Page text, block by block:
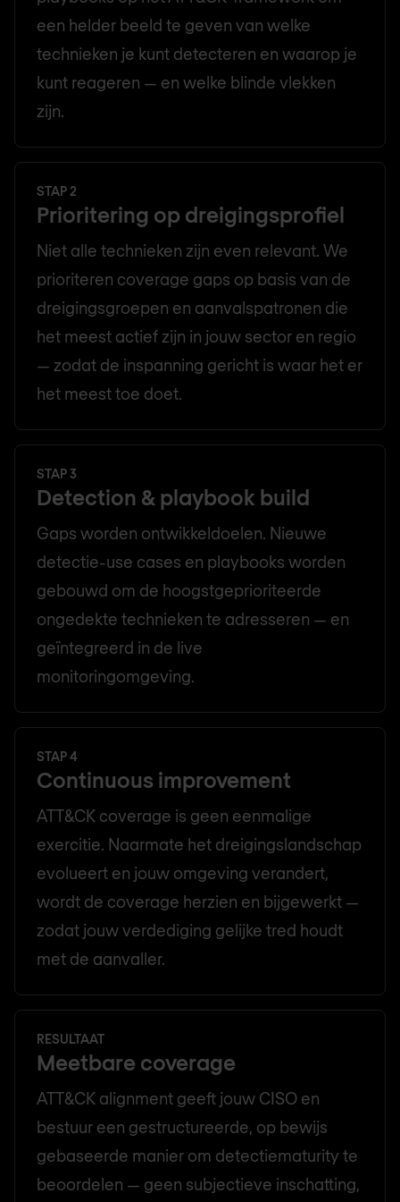
een helder beeld te geven van welke
technieken je kunt detecteren en waarop je
kunt reageren — en welke blinde vlekken
zijn.
STAP 2
Prioritering op dreigingsprofiel
Niet alle technieken zijn even relevant. We
prioriteren coverage gaps op basis van de
dreigingsgroepen en aanvalspatronen die
het meest actief zijn in jouw sector en regio
— zodat de inspanning gericht is waar het er
het meest toe doet.
STAP 3
Detection & playbook build
Gaps worden ontwikkeldoelen. Nieuwe
detectie-use cases en playbooks worden
gebouwd om de hoogstgeprioriteerde
ongedekte technieken te adresseren — en
geïntegreerd in de live
monitoringomgeving.
STAP 4
Continuous improvement
ATT&CK coverage is geen eenmalige
exercitie. Naarmate het dreigingslandschap
evolueert en jouw omgeving verandert,
wordt de coverage herzien en bijgewerkt —
zodat jouw verdediging gelijke tred houdt
met de aanvaller.
RESULTAAT
Meetbare coverage
ATT&CK alignment geeft jouw CISO en
bestuur een gestructureerde, op bewijs
gebaseerde manier om detectiematurity te
beoordelen — geen subjectieve inschatting,